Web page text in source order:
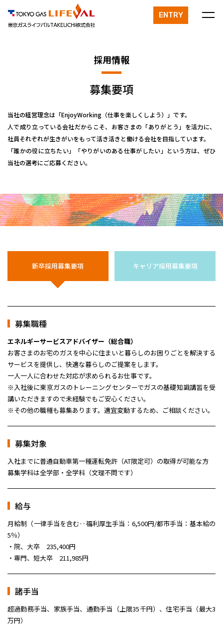
ENTRY
採⽤情報
募集要項
当社の経営理念は「EnjoyWorking（仕事を楽しくしよう）」です。
人で成り立っている会社だからこそ、お客さまの「ありがとう」を活力に、
社員それぞれが生きがいをもって活き活きと働ける会社を目指しています。
「誰かの役に立ちたい」「やりがいのある仕事がしたい」という方は、ぜひ
当社の選考にご応募ください。
新卒採用募集要項 キャリア採用募集要項
募集職種
エネルギーサービスアドバイザー（総合職）
お客さまのお宅のガスを中心に住まいと暮らしのお困りごとを解決する
サービスを提供し、快適な暮らしのご提案をします。
一人一人に合わせた対応が求められるお仕事です。
※入社後に東京ガスのトレーニングセンターでガスの基礎知識講習を受
講いただきますので未経験でもご安心ください。
※その他の職種も募集あります。適宜変動するため、ご相談ください。
募集対象
入社までに普通自動車第一種運転免許（AT限定可）の取得が可能な方
募集学科は全学部・全学科（文理不問です）
給与
月給制（一律手当を含む‥福利厚生手当：6,500円/都市手当：基本給の
5％）
・院、大卒 235,400円
・専門、短大卒 211,985円
諸手当
超過勤務手当、家族手当、通勤手当（上限35千円）、住宅手当（最大3
万円）